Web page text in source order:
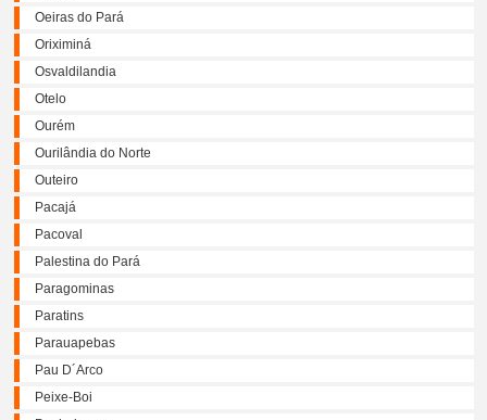
Oeiras do Pará
Oriximiná
Osvaldilandia
Otelo
Ourém
Ourilândia do Norte
Outeiro
Pacajá
Pacoval
Palestina do Pará
Paragominas
Paratins
Parauapebas
Pau D´Arco
Peixe-Boi